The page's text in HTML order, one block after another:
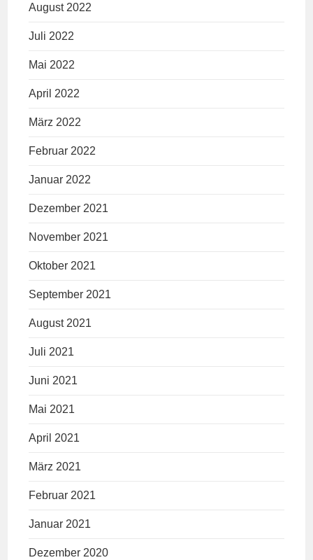
August 2022
Juli 2022
Mai 2022
April 2022
März 2022
Februar 2022
Januar 2022
Dezember 2021
November 2021
Oktober 2021
September 2021
August 2021
Juli 2021
Juni 2021
Mai 2021
April 2021
März 2021
Februar 2021
Januar 2021
Dezember 2020